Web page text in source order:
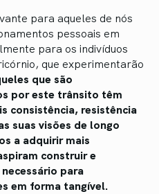
para aqueles de nós
pessoais em
para os indivíduos
que experimentarão
que são
por este trânsito têm
consistência, resistência
suas visões de longo
a adquirir mais
construir e
para
em forma tangível.